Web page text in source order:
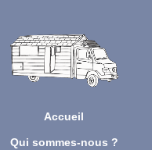
Accueil
Qui sommes-nous ?